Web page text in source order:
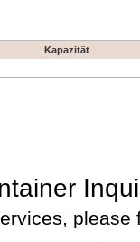
Kapazität